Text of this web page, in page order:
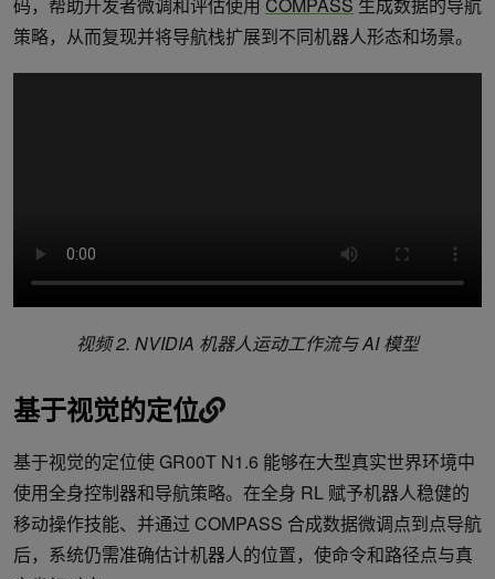
码，帮助开发者微调和评估使用 COMPASS 生成数据的导航
策略，从而复现并将导航栈扩展到不同机器人形态和场景。
视频2. NVIDIA 机器人运动工作流与AI模型
基于视觉的定位
基于视觉的定位使 GR00T N1.6 能够在大型真实世界环境中
使用全身控制器和导航策略。在全身 RL 赋予机器人稳健的
移动操作技能、并通过 COMPASS 合成数据微调点到点导航
后，系统仍需准确估计机器人的位置，使命令和路径点与真